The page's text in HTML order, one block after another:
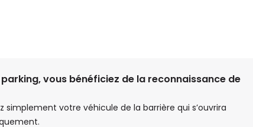
parking, vous bénéficiez de la reconnaissance de
simplement votre véhicule de la barrière qui s’ouvrira